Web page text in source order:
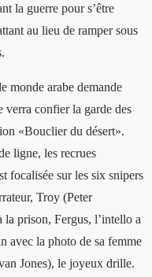
la guerre pour s’être
au lieu de ramper sous
monde arabe demande
verra confier la garde des
«Bouclier du désert».
ligne, les recrues
focalisée sur les six snipers
Troy (Peter
la prison, Fergus, l’intello a
avec la photo de sa femme
Jones), le joyeux drille.